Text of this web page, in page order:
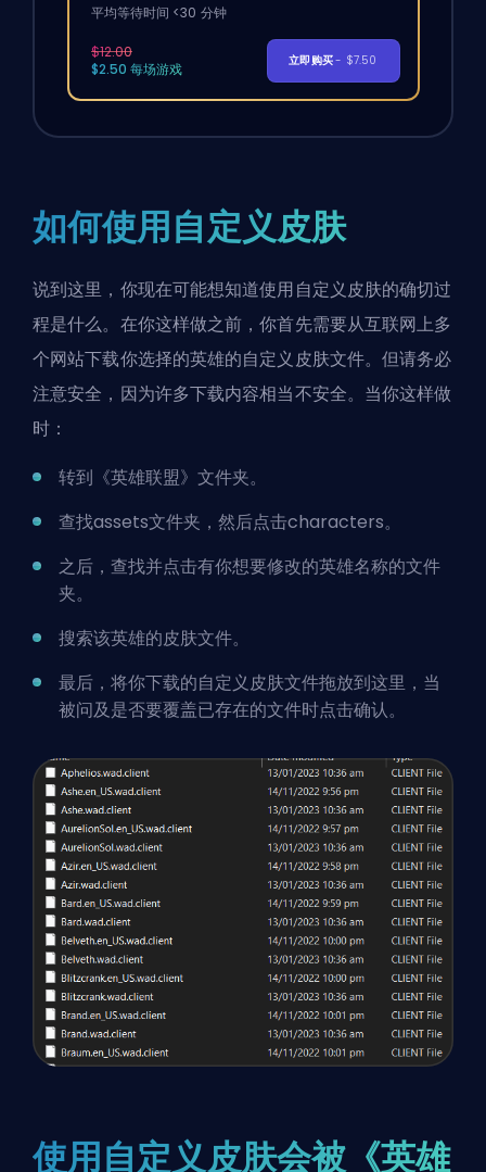
平均等待时间 <30 分钟
$12.00
$2.50 每场游戏
立即购买- $7.50
如何使用自定义皮肤
说到这里，你现在可能想知道使用自定义皮肤的确切过
程是什么。在你这样做之前，你首先需要从互联网上多
个网站下载你选择的英雄的自定义皮肤文件。但请务必
注意安全，因为许多下载内容相当不安全。当你这样做
时：
转到《英雄联盟》文件夹。
查找assets文件夹，然后点击characters。
之后，查找并点击有你想要修改的英雄名称的文件
夹。
搜索该英雄的皮肤文件。
最后，将你下载的自定义皮肤文件拖放到这里，当
被问及是否要覆盖已存在的文件时点击确认。
使用自定义皮肤会被《英雄